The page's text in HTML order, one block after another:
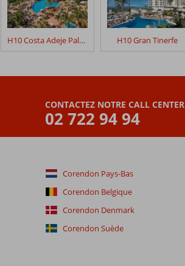
H10 Costa Adeje Palace H10 Gran Tinerfe
CONTACTEZ NOTRE CALL CENTER
02 722 94 94
Corendon Pays-Bas
Corendon Belgique
Corendon Denmark
Corendon Suède